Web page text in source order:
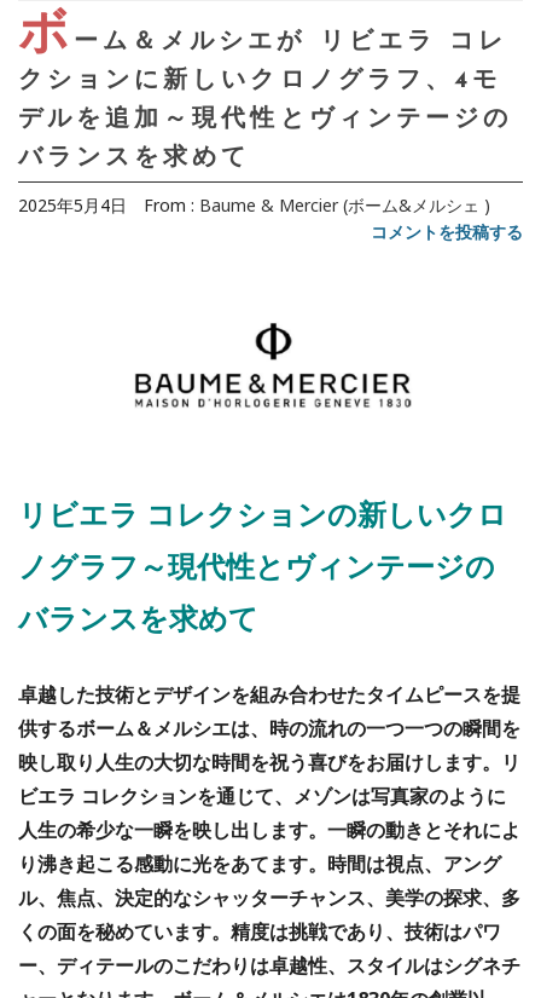
ボ ーム＆メルシエが リビエラ コレ
クションに新しいクロノグラフ、4モ
デルを追加～現代性とヴィンテージの
バランスを求めて
2025年5月4日 From : Baume & Mercier (ボーム&メルシェ )
コメントを投稿する
リビエラ コレクションの新しいクロ
ノグラフ～現代性とヴィンテージの
バランスを求めて
卓越した技術とデザインを組み合わせたタイムピースを提
供するボーム＆メルシエは、時の流れの一つ一つの瞬間を
映し取り人生の大切な時間を祝う喜びをお届けします。リ
ビエラ コレクションを通じて、メゾンは写真家のように
人生の希少な一瞬を映し出します。一瞬の動きとそれによ
り沸き起こる感動に光をあてます。時間は視点、アング
ル、焦点、決定的なシャッターチャンス、美学の探求、多
くの面を秘めています。精度は挑戦であり、技術はパワ
ー、ディテールのこだわりは卓越性、スタイルはシグネチ